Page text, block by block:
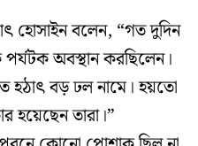
হোসাইন বলেন, “গত দুদিন
অবস্থান করছিলেন।
হঠাৎ বড় ঢল নামে। হয়তো
হয়েছেন তারা।”